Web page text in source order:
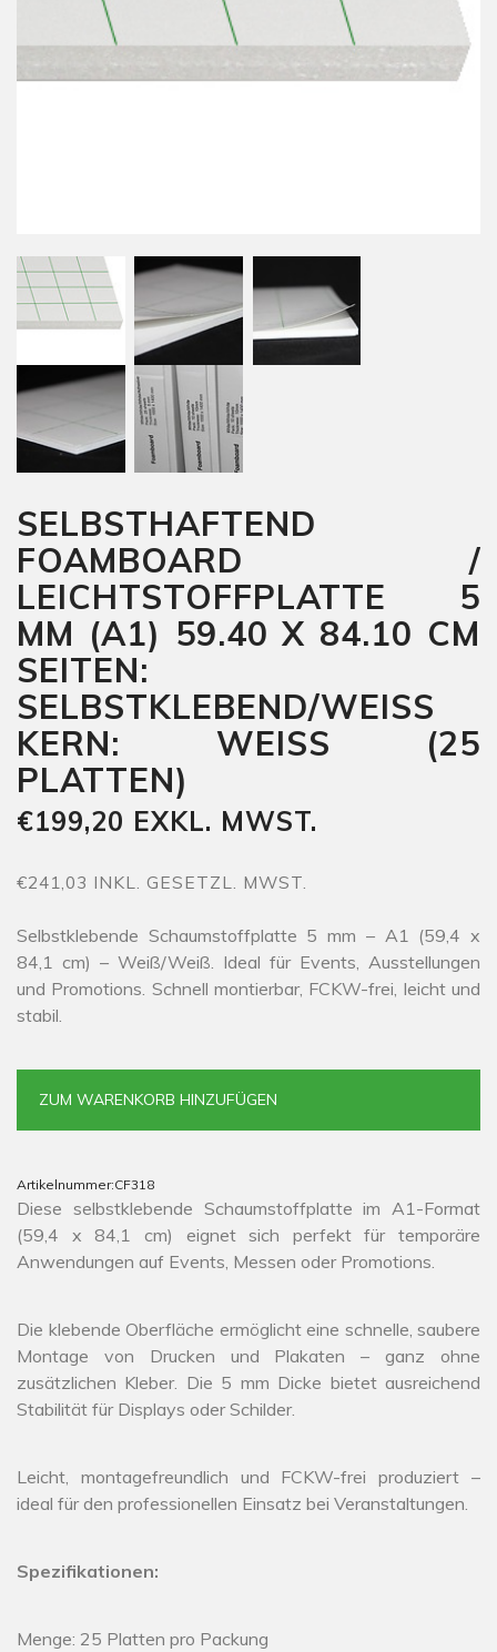
SELBSTHAFTEND
FOAMBOARD /
LEICHTSTOFFPLATTE 5
MM (A1) 59.40 X 84.10 CM
SEITEN:
SELBSTKLEBEND/WEISS
KERN: WEISS (25
PLATTEN)
€199,20 EXKL. MWST.
€241,03 INKL. GESETZL. MWST.
Selbstklebende Schaumstoffplatte 5 mm – A1 (59,4 x
84,1 cm) – Weiß/Weiß. Ideal für Events, Ausstellungen
und Promotions. Schnell montierbar, FCKW-frei, leicht und
stabil.
ZUM WARENKORB HINZUFÜGEN
Artikelnummer:CF318
Diese selbstklebende Schaumstoffplatte im A1-Format
(59,4 x 84,1 cm) eignet sich perfekt für temporäre
Anwendungen auf Events, Messen oder Promotions.
Die klebende Oberfläche ermöglicht eine schnelle, saubere
Montage von Drucken und Plakaten – ganz ohne
zusätzlichen Kleber. Die 5 mm Dicke bietet ausreichend
Stabilität für Displays oder Schilder.
Leicht, montagefreundlich und FCKW-frei produziert –
ideal für den professionellen Einsatz bei Veranstaltungen.
Spezifikationen:
Menge: 25 Platten pro Packung